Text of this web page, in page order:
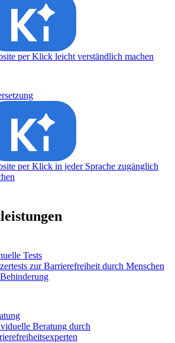
per Klick leicht verständlich machen
per Klick in jeder Sprache zugänglich
Tests
zur Barrierefreiheit durch Menschen
Beratung durch